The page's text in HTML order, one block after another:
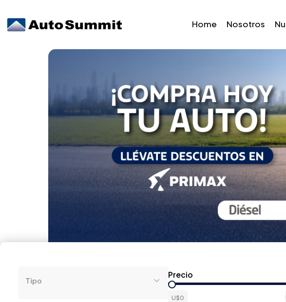
Home Nosotros
Sensor
Tipo
Precio
U$0